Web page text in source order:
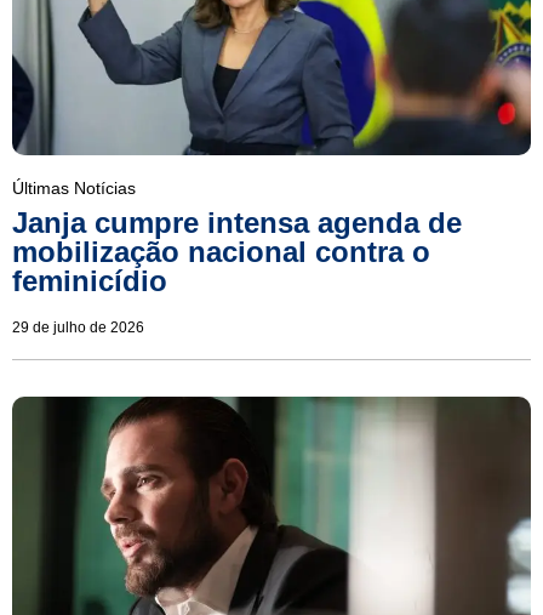
Últimas Notícias
Janja cumpre intensa agenda de
mobilização nacional contra o
feminicídio
29 de julho de 2026